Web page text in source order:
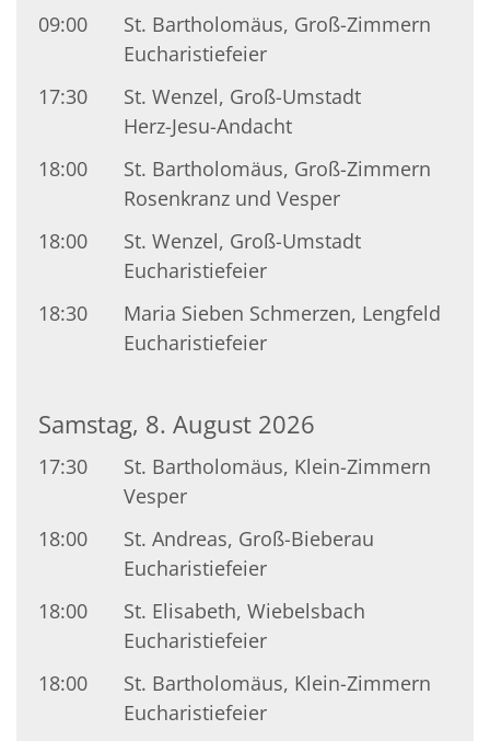
09:00
St. Bartholomäus, Groß-Zimmern
Eucharistiefeier
17:30
St. Wenzel, Groß-Umstadt
Herz-Jesu-Andacht
18:00
St. Bartholomäus, Groß-Zimmern
Rosenkranz und Vesper
18:00
St. Wenzel, Groß-Umstadt
Eucharistiefeier
18:30
Maria Sieben Schmerzen, Lengfeld
Eucharistiefeier
Samstag, 8. August 2026
17:30
St. Bartholomäus, Klein-Zimmern
Vesper
18:00
St. Andreas, Groß-Bieberau
Eucharistiefeier
18:00
St. Elisabeth, Wiebelsbach
Eucharistiefeier
18:00
St. Bartholomäus, Klein-Zimmern
Eucharistiefeier